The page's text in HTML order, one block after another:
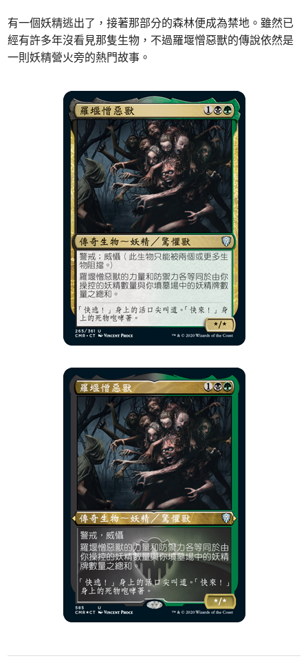
有一個妖精逃出了，接著那部分的森林便成為禁地。雖然已
經有許多年沒看見那隻生物，不過羅堰憎惡獸的傳說依然是
一則妖精營火旁的熱門故事。